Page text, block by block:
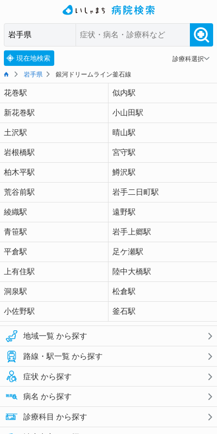
現在地検索 診療科選択
岩手県 銀河ドリームライン釜石線
花巻駅 似内駅
新花巻駅 小山田駅
土沢駅 晴山駅
岩根橋駅 宮守駅
柏木平駅 鱒沢駅
荒谷前駅 岩手二日町駅
綾織駅 遠野駅
青笹駅 岩手上郷駅
平倉駅 足ケ瀬駅
上有住駅 陸中大橋駅
洞泉駅 松倉駅
小佐野駅 釜石駅
地域一覧 から探す
路線・駅一覧 から探す
症状 から探す
病名 から探す
診療科目 から探す